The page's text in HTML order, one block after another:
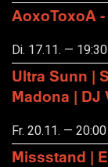
AoxoToxoA -
Di. 17.11. — 19:30
Ultra Sunn |
Madona | DJ
Fr. 20.11. — 20:00
Missstand |